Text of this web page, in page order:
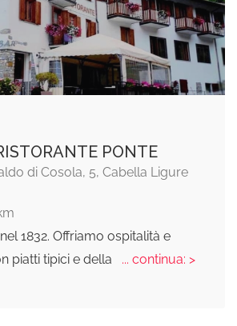
PONTE
di Cosola, 5, Cabella Ligure
1832. Offriamo ospitalità e
piatti tipici e della
... continua: >